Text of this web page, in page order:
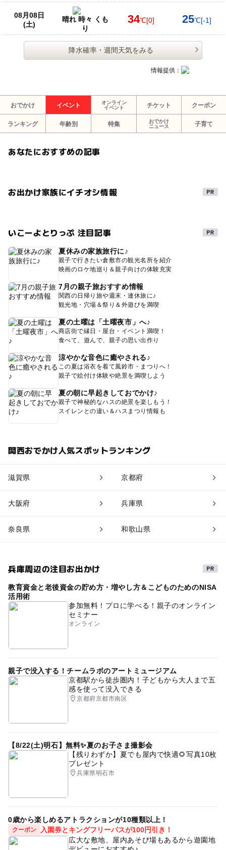
08月08日
(土)
晴れ 時々 くも
り
34℃[0] 25℃[-1]
降水確率・週間天気をみる
情報提供：
おでかけ イベント
オンライン
イベント
チケット クーポン
ランキング 年齢別 特集
おでかけ
ニュース
子育て
あなたにおすすめの記事
お出かけ家族にイチオシ情報
いこーよとりっぷ 注目記事
夏休みの家族旅行に♪
親子で行きたい倉敷市の観光名所を紹介
映画のロケ地巡り＆親子向けの体験充実
7月の親子旅おすすめ情報
関西の日帰り旅や週末・連休旅に♪
観光地・穴場＆祭り＆外遊びを満喫
夏の土曜は「土曜夜市」へ♪
商店街で縁日・屋台・イベント満喫！
食べて、遊んで、親子の思い出作り
涼やかな音色に癒やされる♪
この夏は浴衣を着て風鈴市・まつりへ！
親子で絵付け体験や絶景を満喫しよう
夏の朝に早起きしておでかけ♪
親子で神秘的なハスの絶景を楽しもう！
スイレンとの違い＆ハスまつり情報も
関西おでかけ人気スポットランキング
滋賀県 京都府
大阪府 兵庫県
奈良県 和歌山県
兵庫周辺の注目お出かけ
教育資金と老後資金の貯め方・増やし方＆こどものためのNISA
活用術
参加無料！プロに学べる！親子のオンライン
セミナー
オンライン
親子で没入する！チームラボのアートミュージアム
京都駅から徒歩圏内！子どもから大人まで五
感を使って没入できる
京都府京都市南区
【8/22(土)明石】無料✨夏のお子さま撮影会
【残りわずか】夏でも屋内で快適🌻写真10枚
プレゼント
兵庫県明石市
0歳から楽しめるアトラクションが10種類以上！
クーポン
入園券とキングフリーパスが100円引き！
広大な敷地、屋内あそび場もあるから遊園地